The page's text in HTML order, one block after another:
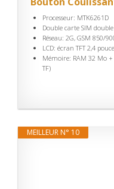
Processeur: MTK6261D
Double carte SIM
Réseau: 2G, GSM 850/
LCD: écran TFT 2,4
Mémoire: RAM 32 Mo
TF)
MEILLEUR N° 10